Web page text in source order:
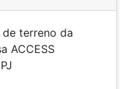
terreno da
ACCESS
33.